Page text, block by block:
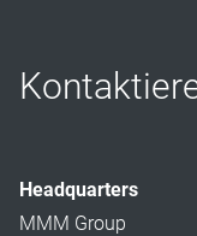
Headquarters
MMM Group